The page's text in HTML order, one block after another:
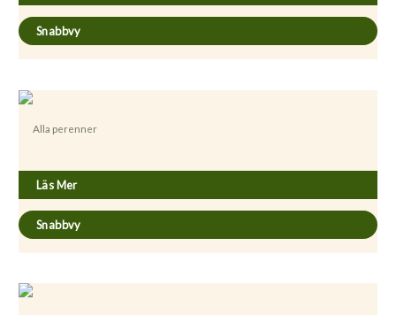
Snabbvy
Alla perenner
Läs Mer
Snabbvy